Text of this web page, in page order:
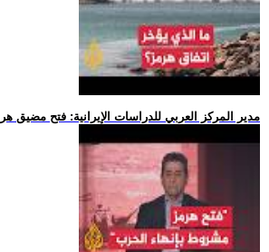
.. مدير المركز العربي للدراسات الإيرانية: فتح مضيق